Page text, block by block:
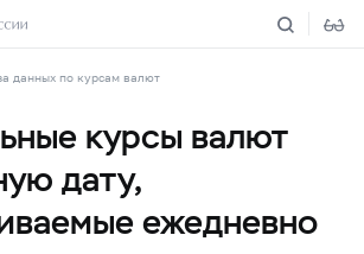
данных по курсам валют
курсы валют
дату,
ежедневно